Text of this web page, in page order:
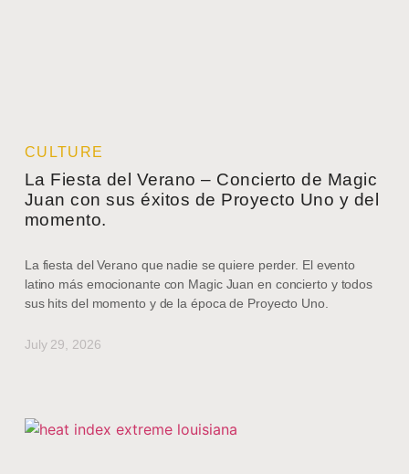
CULTURE
La Fiesta del Verano – Concierto de Magic
Juan con sus éxitos de Proyecto Uno y del
momento.
La fiesta del Verano que nadie se quiere perder. El evento
latino más emocionante con Magic Juan en concierto y todos
sus hits del momento y de la época de Proyecto Uno.
July 29, 2026